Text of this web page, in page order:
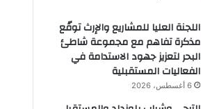
اللجنة العليا للمشاريع والإرث توقّع
مذكرة تفاهم مع مجموعة شاطئ
البحر لتعزيز جهود الاستدامة في
الفعاليات المستقبلية
6 أغسطس، 2026